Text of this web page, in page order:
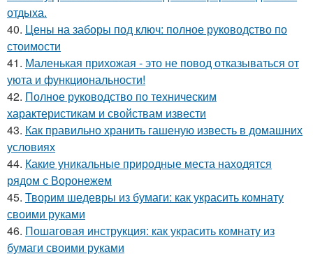
отдыха.
40. Цены на заборы под ключ: полное руководство по
стоимости
41. Маленькая прихожая - это не повод отказываться от
уюта и функциональности!
42. Полное руководство по техническим
характеристикам и свойствам извести
43. Как правильно хранить гашеную известь в домашних
условиях
44. Какие уникальные природные места находятся
рядом с Воронежем
45. Творим шедевры из бумаги: как украсить комнату
своими руками
46. Пошаговая инструкция: как украсить комнату из
бумаги своими руками